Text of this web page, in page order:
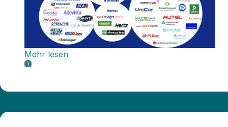
Mehr lesen